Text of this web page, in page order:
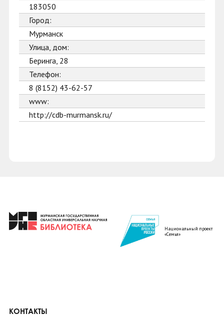
183050
Город:
Мурманск
Улица, дом:
Беринга, 28
Телефон:
8 (8152) 43-62-57
www:
http://cdb-murmansk.ru/
Национальный проект
«Семья»
КОНТАКТЫ